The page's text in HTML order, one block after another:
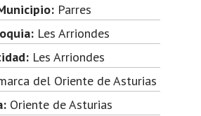
Parres
Les Arriondes
Les Arriondes
del Oriente de Asturias
Oriente de Asturias